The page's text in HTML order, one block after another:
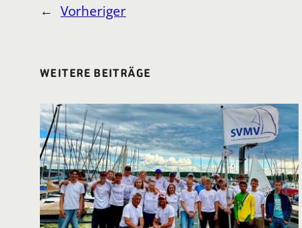
← Vorheriger
WEITERE BEITRÄGE